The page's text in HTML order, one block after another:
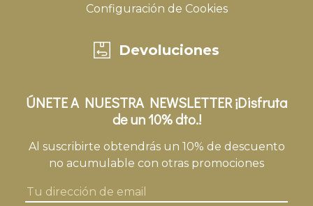
Configuración de Cookies
Devoluciones
ÚNETE A NUESTRA NEWSLETTER ¡Disfruta
de un 10% dto.!
Al suscribirte obtendrás un 10% de descuento
no acumulable con otras promociones